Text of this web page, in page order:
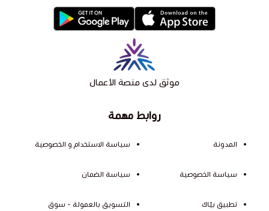
روابط مهمة
المدونة
سياسة الخصوصية
تطبيق بيّاك
سياسة الاستخدام و الخصوصية
سياسة الضمان
التسويق بالعمولة - سوق
موثق لدى منصة الأعمال